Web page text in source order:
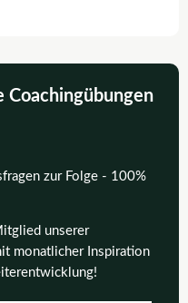
Coachingübungen
zur Folge - 100%
unserer
monatlicher Inspiration